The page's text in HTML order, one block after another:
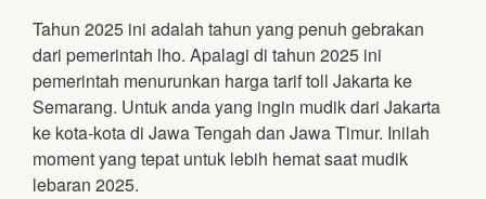
Tahun 2025 ini adalah tahun yang penuh gebrakan
dari pemerintah lho. Apalagi di tahun 2025 ini
pemerintah menurunkan harga tarif toll Jakarta ke
Semarang. Untuk anda yang ingin mudik dari Jakarta
ke kota-kota di Jawa Tengah dan Jawa Timur. Inilah
moment yang tepat untuk lebih hemat saat mudik
lebaran 2025.